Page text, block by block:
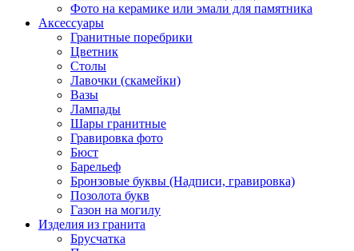
Фото на керамике или эмали для памятника
Аксессуары
Гранитные поребрики
Цветник
Столы
Лавочки (скамейки)
Вазы
Лампады
Шары гранитные
Гравировка фото
Бюст
Барельеф
Бронзовые буквы (Надписи, гравировка)
Позолота букв
Газон на могилу
Изделия из гранита
Брусчатка